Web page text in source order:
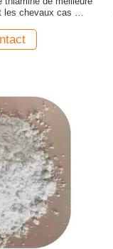
chevaux cas 59-